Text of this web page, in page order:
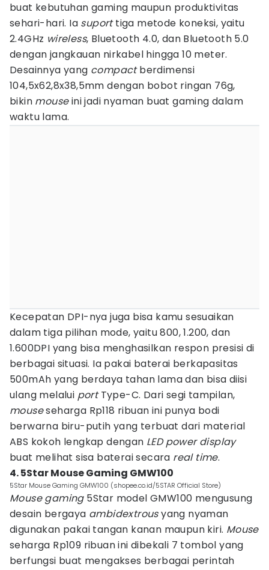
buat kebutuhan gaming maupun produktivitas
sehari-hari. Ia suporttiga metode koneksi, yaitu
2.4GHz wireless, Bluetooth 4.0, dan Bluetooth 5.0
dengan jangkauan nirkabel hingga 10 meter.
Desainnya yang compactberdimensi
104,5x62,8x38,5mm dengan bobot ringan 76g,
bikin mouseini jadi nyaman buat gaming dalam
waktu lama.
Kecepatan DPI-nya juga bisa kamu sesuaikan
dalam tiga pilihan mode, yaitu 800, 1.200, dan
1.600DPI yang bisa menghasilkan respon presisi di
berbagai situasi. Ia pakai baterai berkapasitas
500mAh yang berdaya tahan lama dan bisa diisi
ulang melalui portType-C. Dari segi tampilan,
mouseseharga Rp118 ribuan ini punya bodi
berwarna biru-putih yang terbuat dari material
ABS kokoh lengkap dengan LED power display
buat melihat sisa baterai secara real time.
4. 5Star Mouse Gaming GMW100
5Star Mouse Gaming GMW100 (shopee.co.id/5STAR Official Store)
Mouse gaming5Star model GMW100 mengusung
desain bergaya ambidextrousyang nyaman
digunakan pakai tangan kanan maupun kiri. Mouse
seharga Rp109 ribuan ini dibekali 7 tombol yang
berfungsi buat mengakses berbagai perintah